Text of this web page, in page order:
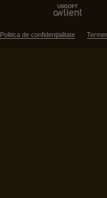
Politica de confidenţialitate